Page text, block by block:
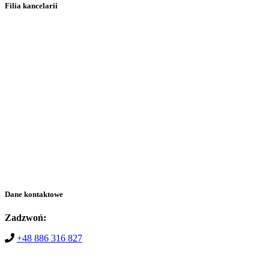
Filia kancelarii
Dane kontaktowe
Zadzwoń:
+48 886 316 827